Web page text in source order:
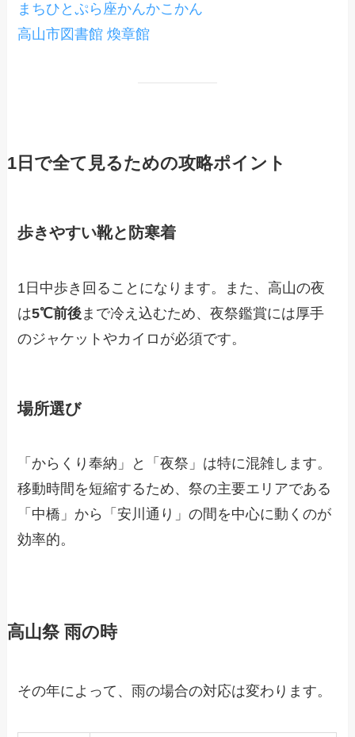
まちひとぷら座かんかこかん
高山市図書館 煥章館
1日で全て見るための攻略ポイント
歩きやすい靴と防寒着
1日中歩き回ることになります。また、高山の夜
は5℃前後 まで冷え込むため、夜祭鑑賞には厚手
のジャケットやカイロが必須です。
場所選び
「からくり奉納」と「夜祭」は特に混雑します。
移動時間を短縮するため、祭の主要エリアである
「中橋」から「安川通り」の間を中心に動くのが
効率的。
高山祭 雨の時
その年によって、雨の場合の対応は変わります。